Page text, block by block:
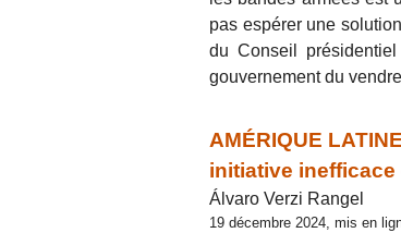
pas espérer une
du Conseil
gouvernement du
AMÉRIQUE
initiative inefficace
Álvaro Verzi Rangel
19 décembre 2024, mis en